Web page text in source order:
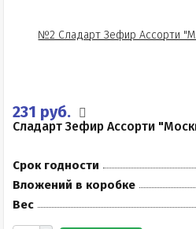
231 руб.
Сладарт Зефир Ассорти
Срок годности
Вложений в коробке
Вес